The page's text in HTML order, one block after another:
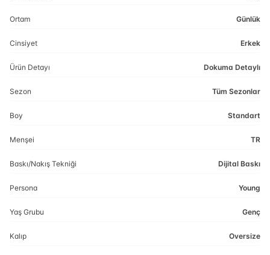
Ortam Günlük
Cinsiyet Erkek
Ürün Detayı Dokuma Detaylı
Sezon Tüm Sezonlar
Boy Standart
Menşei TR
Baskı/Nakış Tekniği Dijital Baskı
Persona Young
Yaş Grubu Genç
Kalıp Oversize